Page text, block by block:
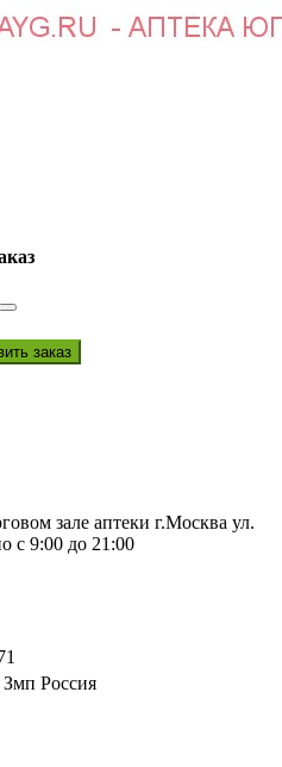
зале аптеки г.Москва ул.
с 9:00 до 21:00
Россия